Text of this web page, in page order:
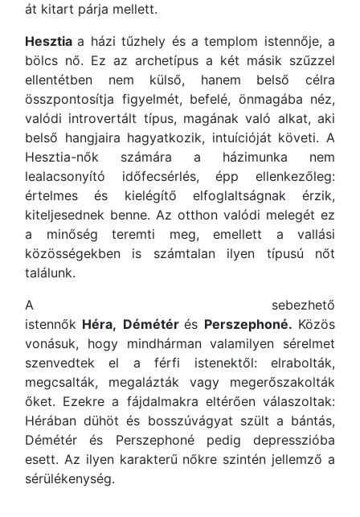
át kitart párja mellett.
Hesztiaa házi tűzhely és a templom istennője, a
bölcs nő. Ez az archetípus a két másik szűzzel
ellentétben nem külső, hanem belső célra
összpontosítja figyelmét, befelé, önmagába néz,
valódi introvertált típus, magának való alkat, aki
belső hangjaira hagyatkozik, intuícióját követi. A
Hesztia-nők számára a házimunka nem
lealacsonyító időfecsérlés, épp ellenkezőleg:
értelmes és kielégítő elfoglaltságnak érzik,
kiteljesednek benne. Az otthon valódi melegét ez
a minőség teremti meg, emellett a vallási
közösségekben is számtalan ilyen típusú nőt
találunk.
A sebezhető
istennők Héra, Démétérés Perszephoné. Közös
vonásuk, hogy mindhárman valamilyen sérelmet
szenvedtek el a férfi istenektől: elrabolták,
megcsalták, megalázták vagy megerőszakolták
őket. Ezekre a fájdalmakra eltérően válaszoltak:
Hérában dühöt és bosszúvágyat szült a bántás,
Démétér és Perszephoné pedig depresszióba
esett. Az ilyen karakterű nőkre szintén jellemző a
sérülékenység.